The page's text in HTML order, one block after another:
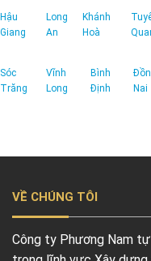
Hậu
Giang
Long
An
Khánh
Hoà
Sóc
Trăng
Vĩnh
Long
Bình
Định
Nai
VỀ CHÚNG TÔI
Công ty Phương Nam